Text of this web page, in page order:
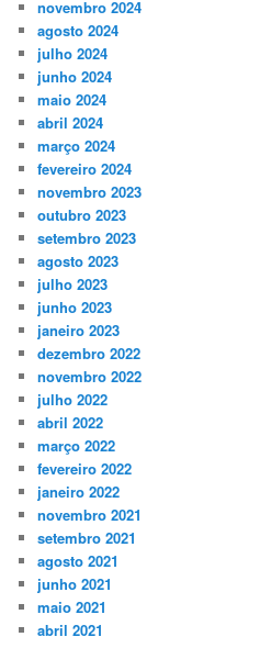
novembro 2024
agosto 2024
julho 2024
junho 2024
maio 2024
abril 2024
março 2024
fevereiro 2024
novembro 2023
outubro 2023
setembro 2023
agosto 2023
julho 2023
junho 2023
janeiro 2023
dezembro 2022
novembro 2022
julho 2022
abril 2022
março 2022
fevereiro 2022
janeiro 2022
novembro 2021
setembro 2021
agosto 2021
junho 2021
maio 2021
abril 2021